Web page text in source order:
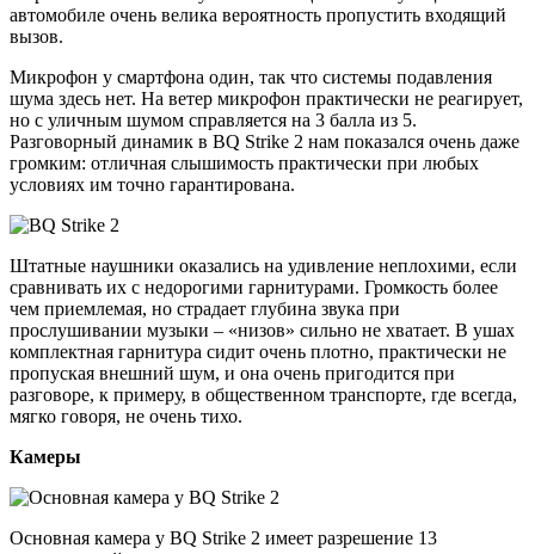
автомобиле очень велика вероятность пропустить входящий
вызов.
Микрофон у смартфона один, так что системы подавления
шума здесь нет. На ветер микрофон практически не реагирует,
но с уличным шумом справляется на 3 балла из 5.
Разговорный динамик в BQ Strike 2 нам показался очень даже
громким: отличная слышимость практически при любых
условиях им точно гарантирована.
Штатные наушники оказались на удивление неплохими, если
сравнивать их с недорогими гарнитурами. Громкость более
чем приемлемая, но страдает глубина звука при
прослушивании музыки – «низов» сильно не хватает. В ушах
комплектная гарнитура сидит очень плотно, практически не
пропуская внешний шум, и она очень пригодится при
разговоре, к примеру, в общественном транспорте, где всегда,
мягко говоря, не очень тихо.
Камеры
Основная камера у BQ Strike 2 имеет разрешение 13